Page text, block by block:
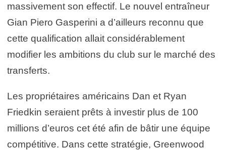
massivement son effectif. Le nouvel entraîneur
Gian Piero Gasperini a d’ailleurs reconnu que
cette qualification allait considérablement
modifier les ambitions du club sur le marché des
transferts.
Les propriétaires américains Dan et Ryan
Friedkin seraient prêts à investir plus de 100
millions d’euros cet été afin de bâtir une équipe
compétitive. Dans cette stratégie, Greenwood